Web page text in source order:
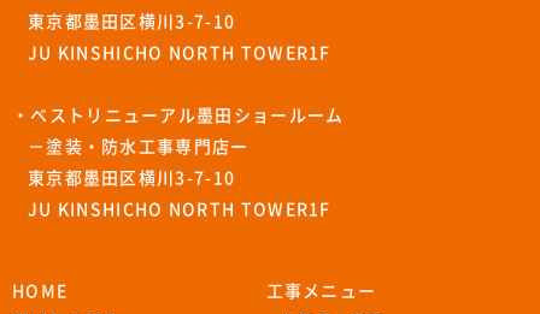
東京都墨田区横川3-7-10
JU KINSHICHO NORTH TOWER1F
・ベストリニューアル墨田ショールーム
－塗装・防水工事専門店ー
東京都墨田区横川3-7-10
JU KINSHICHO NORTH TOWER1F
HOME
工事メニュー